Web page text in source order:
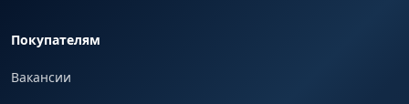
Покупателям
Вакансии